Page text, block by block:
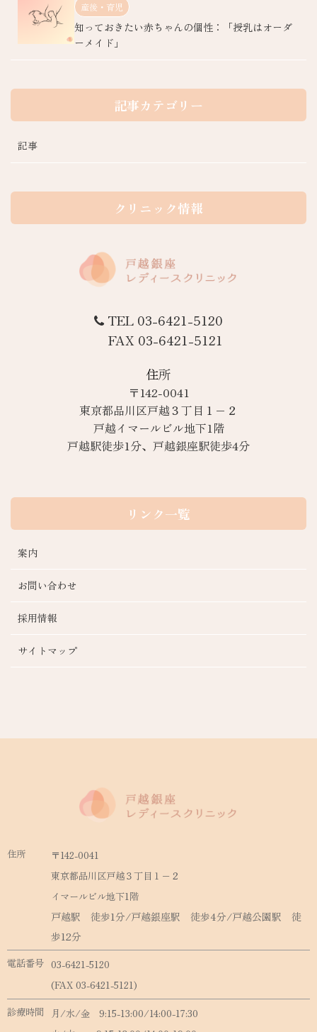
産後・育児
知っておきたい赤ちゃんの個性：「授乳はオーダ
ーメイド」
記事カテゴリー
記事
クリニック情報
TEL 03-6421-5120
FAX 03-6421-5121
住所
〒142-0041
東京都品川区戸越３丁目１−２
戸越イマールビル地下1階
戸越駅徒歩1分、戸越銀座駅徒歩4分
リンク一覧
案内
お問い合わせ
採用情報
サイトマップ
住所
〒142-0041
東京都品川区戸越３丁目１−２
イマールビル地下1階
戸越駅 徒歩1分/戸越銀座駅 徒歩4分/戸越公園駅 徒
歩12分
電話番号 03-6421-5120
(FAX 03-6421-5121)
診療時間
月/水/金 9:15-13:00/14:00-17:30